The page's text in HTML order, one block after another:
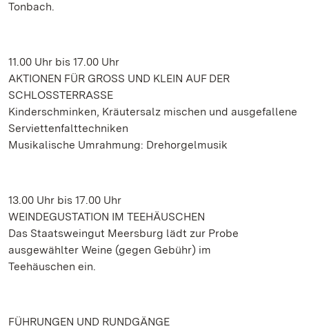
Tonbach.
11.00 Uhr bis 17.00 Uhr
AKTIONEN FÜR GROSS UND KLEIN AUF DER
SCHLOSSTERRASSE
Kinderschminken, Kräutersalz mischen und ausgefallene
Serviettenfalttechniken
Musikalische Umrahmung: Drehorgelmusik
13.00 Uhr bis 17.00 Uhr
WEINDEGUSTATION IM TEEHÄUSCHEN
Das Staatsweingut Meersburg lädt zur Probe
ausgewählter Weine (gegen Gebühr) im
Teehäuschen ein.
FÜHRUNGEN UND RUNDGÄNGE